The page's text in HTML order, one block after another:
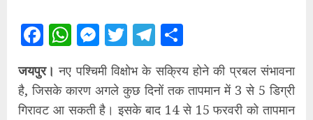
Facebook
WhatsApp
Messenger
TwitterTelegram
जयपुर। नए पश्चिमी विक्षोभ के सक्रिय होने की प्रबल संभावना
है, जिसके कारण अगले कुछ दिनों तक तापमान में 3 से 5 डिग्री
गिरावट आ सकती है। इसके बाद 14 से 15 फरवरी को तापमान